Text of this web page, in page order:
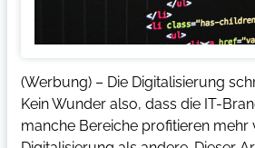
(Werbung) – Die Digitalisierung
Kein Wunder also, dass die IT-
manche Bereiche profitieren mehr